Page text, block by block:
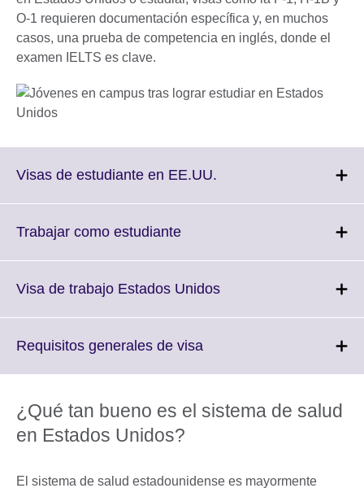
O-1 requieren documentación específica y, en muchos
casos, una prueba de competencia en inglés, donde el
examen IELTS es clave.
Visas de estudiante en EE.UU.
Trabajar como estudianteClick
More
Visa de trabajo Estados UnidosClick
Requisitos generales de visa
More
information
¿Qué tan bueno es el sistema de salud
en Estados Unidos?
El sistema de salud estadounidense es mayormente